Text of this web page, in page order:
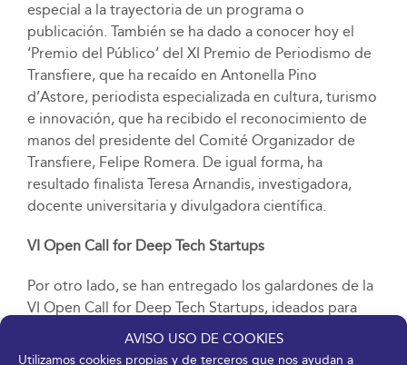
AVISO USO DE COOKIES
Utilizamos cookies propias y de terceros que nos ayudan a
especial a la trayectoria de un programa o
publicación. También se ha dado a conocer hoy el
‘Premio del Público’ del XI Premio de Periodismo de
Transfiere, que ha recaído en Antonella Pino
d’Astore, periodista especializada en cultura, turismo
e innovación, que ha recibido el reconocimiento de
manos del presidente del Comité Organizador de
Transfiere, Felipe Romera. De igual forma, ha
resultado finalista Teresa Arnandis, investigadora,
docente universitaria y divulgadora científica.
VI Open Call for Deep Tech Startups
Por otro lado, se han entregado los galardones de la
VI Open Call for Deep Tech Startups, ideados para
dar visibilidad a proyectos disruptivos ante
inversores nacionales e internacionales expertos en